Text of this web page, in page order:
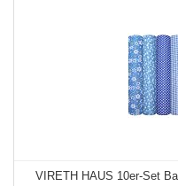
VIRETH HAUS 10er-Set